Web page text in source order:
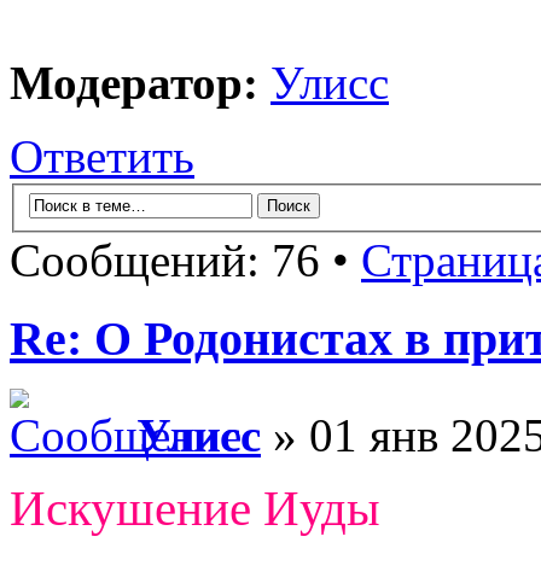
Модератор: Улисс
Ответить
Сообщений: 76 •
Re: О Родонистах в
Улисс » 01 янв
Искушение Иуды